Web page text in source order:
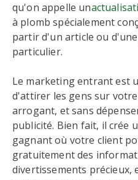
qu'on appelle un
à plomb spécialement
partir d'un article ou
particulier.
Le marketing entrant est
d'attirer les gens sur
arrogant, et sans
publicité. Bien fait, il crée
gagnant où votre client
gratuitement des
divertissements précieux,